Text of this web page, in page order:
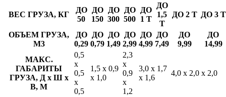
ВЕС ГРУЗА, КГ
ДО
50
ДО
150
ДО
300
ДО
500
ДО
1 Т
ДО
1,5
Т
ДО 2 Т ДО 3 Т
ОБЪЕМ ГРУЗА,
М3
ДО
0,29
ДО
0,79
ДО
1,49
ДО
2,99
ДО
4,99
ДО
7,49
ДО
9,99
ДО
14,99
МАКС.
ГАБАРИТЫ
ГРУЗА, Д х Ш х
В, М
0,5
х
0,5
х
0,5
1,5 х 0,9
х 1,0
2,3
х
0,9
х
1,2
3,0 х 1,7
х 1,6
4,0 х 2,0 х 2,0